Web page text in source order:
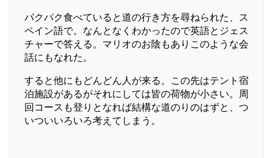
パクパク食べていると道の行き方を尋ねられた、ス
ペイン語で。なんとなくわかったので英語とジェス
チャーで答える。マリオのお陰もありこのような会
話にもなれた。
すると他にもどんどん人が来る。この先はテント宿
泊施設があるがそれにしては皆の荷物が小さい。周
回コースも登りとなれば結構な道のりのはずと、つ
いついいろいろ考えてしまう。